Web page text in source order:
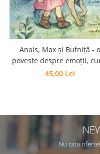
Anais, Max și Bufniță - o
poveste despre emoții,
și prietenie
45,00 Lei
Nu rata